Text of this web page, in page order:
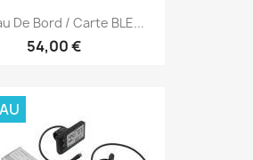
De Bord / Carte BLE...
54,00 €